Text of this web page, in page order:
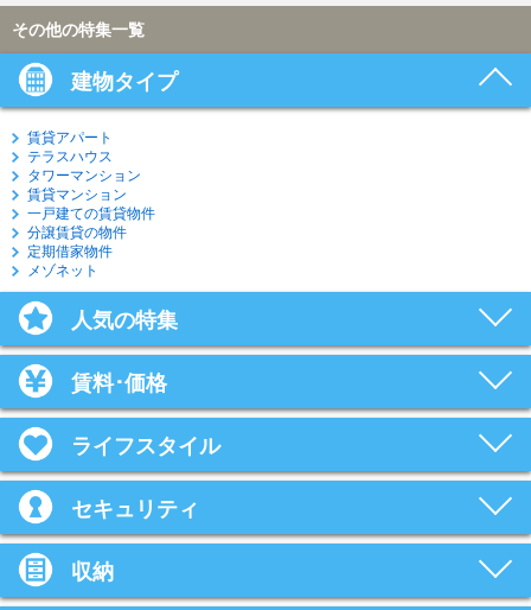
その他の特集一覧
建物タイプ
賃貸アパート
テラスハウス
タワーマンション
賃貸マンション
一戸建ての賃貸物件
分譲賃貸の物件
定期借家物件
メゾネット
人気の特集
賃料･価格
ライフスタイル
セキュリティ
収納